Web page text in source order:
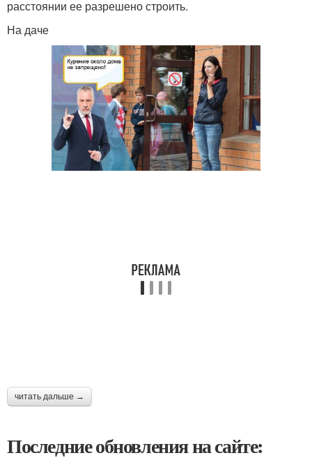
расстоянии ее разрешено строить.
На даче
читать дальше →
Последние обновления на сайте: